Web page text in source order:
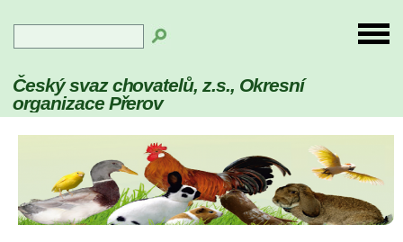
Český svaz chovatelů, z.s., Okresní
organizace Přerov